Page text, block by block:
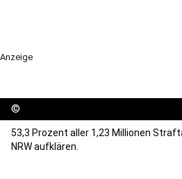
Anzeige
©
53,3 Prozent aller 1,23 Millionen
NRW aufklären.